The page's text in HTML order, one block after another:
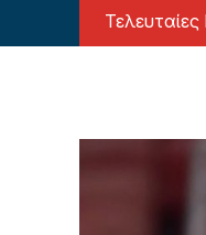
Τελευταίες
«Κατέθεσε